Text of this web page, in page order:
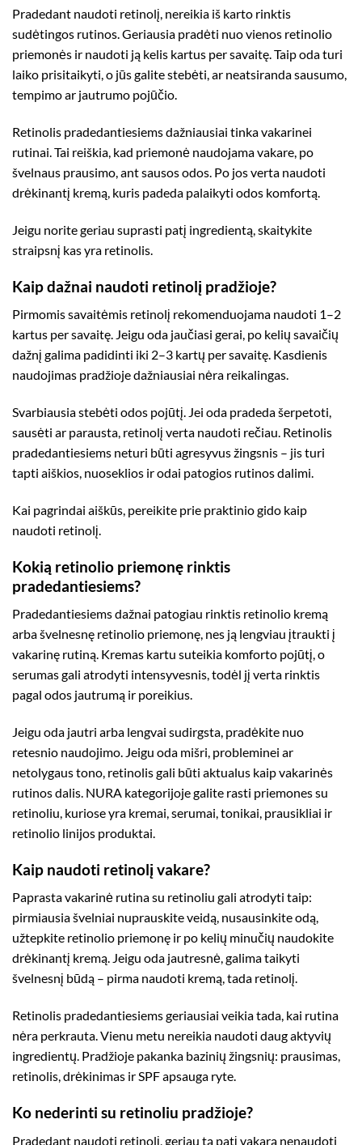
Pradedant naudoti retinolį, nereikia iš karto rinktis
sudėtingos rutinos. Geriausia pradėti nuo vienos retinolio
priemonės ir naudoti ją kelis kartus per savaitę. Taip oda turi
laiko prisitaikyti, o jūs galite stebėti, ar neatsiranda sausumo,
tempimo ar jautrumo pojūčio.
Retinolis pradedantiesiems dažniausiai tinka vakarinei
rutinai. Tai reiškia, kad priemonė naudojama vakare, po
švelnaus prausimo, ant sausos odos. Po jos verta naudoti
drėkinantį kremą, kuris padeda palaikyti odos komfortą.
Jeigu norite geriau suprasti patį ingredientą, skaitykite
straipsnį kas yra retinolis
Kaip dažnai naudoti retinolį pradžioje?
Pirmomis savaitėmis retinolį rekomenduojama naudoti 1–2
kartus per savaitę. Jeigu oda jaučiasi gerai, po kelių savaičių
dažnį galima padidinti iki 2–3 kartų per savaitę. Kasdienis
naudojimas pradžioje dažniausiai nėra reikalingas.
Svarbiausia stebėti odos pojūtį. Jei oda pradeda šerpetoti,
sausėti ar parausta, retinolį verta naudoti rečiau. Retinolis
pradedantiesiems neturi būti agresyvus žingsnis – jis turi
tapti aiškios, nuoseklios ir odai patogios rutinos dalimi.
Kai pagrindai aiškūs, pereikite prie praktinio gido kaip
naudoti retinolį
Kokią retinolio priemonę rinktis
pradedantiesiems?
Pradedantiesiems dažnai patogiau rinktis retinolio kremą
arba švelnesnę retinolio priemonę, nes ją lengviau įtraukti į
vakarinę rutiną. Kremas kartu suteikia komforto pojūtį, o
serumas gali atrodyti intensyvesnis, todėl jį verta rinktis
pagal odos jautrumą ir poreikius.
Jeigu oda jautri arba lengvai sudirgsta, pradėkite nuo
retesnio naudojimo. Jeigu oda mišri, probleminei ar
netolygaus tono, retinolis gali būti aktualus kaip vakarinės
rutinos dalis. NURA kategorijoje galite rasti priemones su
retinoliu, kuriose yra kremai, serumai, tonikai, prausikliai ir
retinolio linijos produktai.
Kaip naudoti retinolį vakare?
Paprasta vakarinė rutina su retinoliu gali atrodyti taip:
pirmiausia švelniai nuprauskite veidą, nusausinkite odą,
užtepkite retinolio priemonę ir po kelių minučių naudokite
drėkinantį kremą. Jeigu oda jautresnė, galima taikyti
švelnesnį būdą – pirma naudoti kremą, tada retinolį.
Retinolis pradedantiesiems geriausiai veikia tada, kai rutina
nėra perkrauta. Vienu metu nereikia naudoti daug aktyvių
ingredientų. Pradžioje pakanka bazinių žingsnių: prausimas,
retinolis, drėkinimas ir SPF apsauga ryte.
Ko nederinti su retinoliu pradžioje?
Pradedant naudoti retinolį, geriau tą patį vakarą nenaudoti